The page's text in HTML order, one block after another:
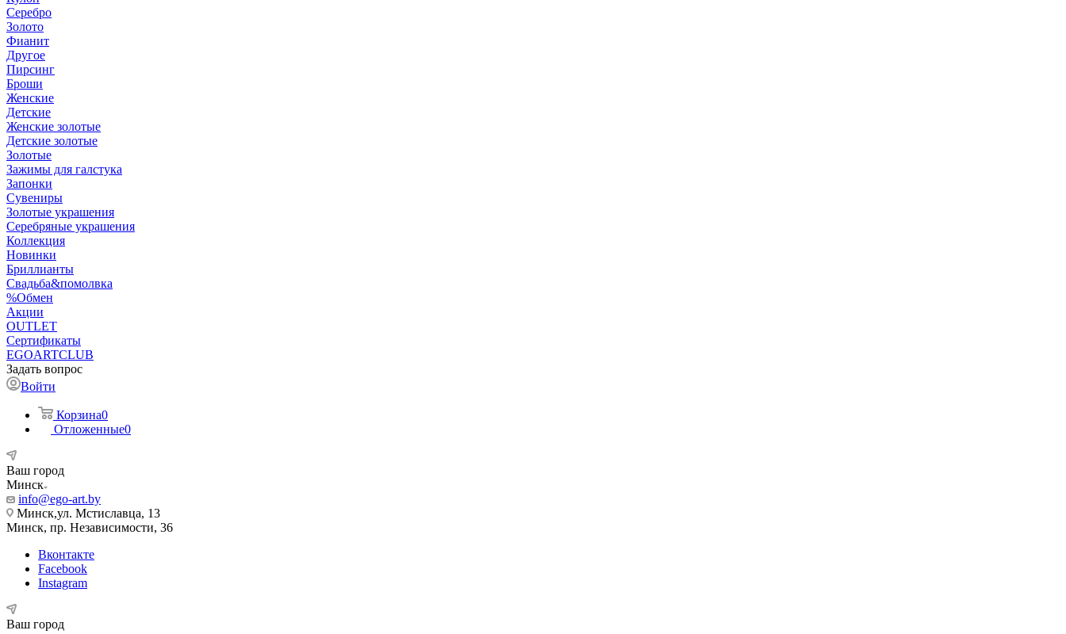
Серебро
Золото
Фианит
Другое
Пирсинг
Броши
Женские
Детские
Женские золотые
Детские золотые
Золотые
Зажимы для галстука
Запонки
Сувениры
Золотые украшения
Серебряные украшения
Коллекция
Новинки
Бриллианты
Свадьба&помолвка
%Обмен
Акции
OUTLET
Сертификаты
EGOARTCLUB
Задать вопрос
Войти
Корзина0
Отложенные0
Ваш город
Минск
info@ego-art.by
Минск,ул. Мстиславца, 13
Минск, пр. Независимости, 36
Вконтакте
Facebook
Instagram
Ваш город